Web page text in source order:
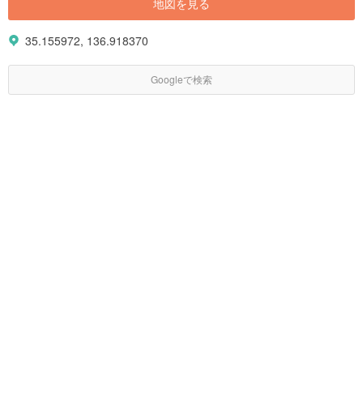
地図を見る
35.155972, 136.918370
Googleで検索